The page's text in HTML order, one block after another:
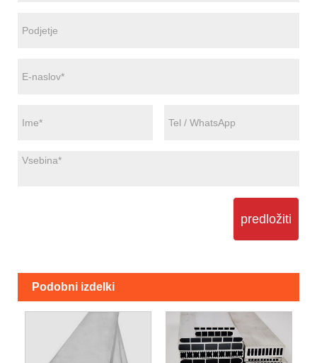
predložiti
Podobni izdelki